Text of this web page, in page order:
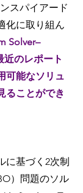
スパイアード
化に取り組ん
Solver–
のレポート
可能なソリュ
ることができ
に基づく2次制
）問題のソル